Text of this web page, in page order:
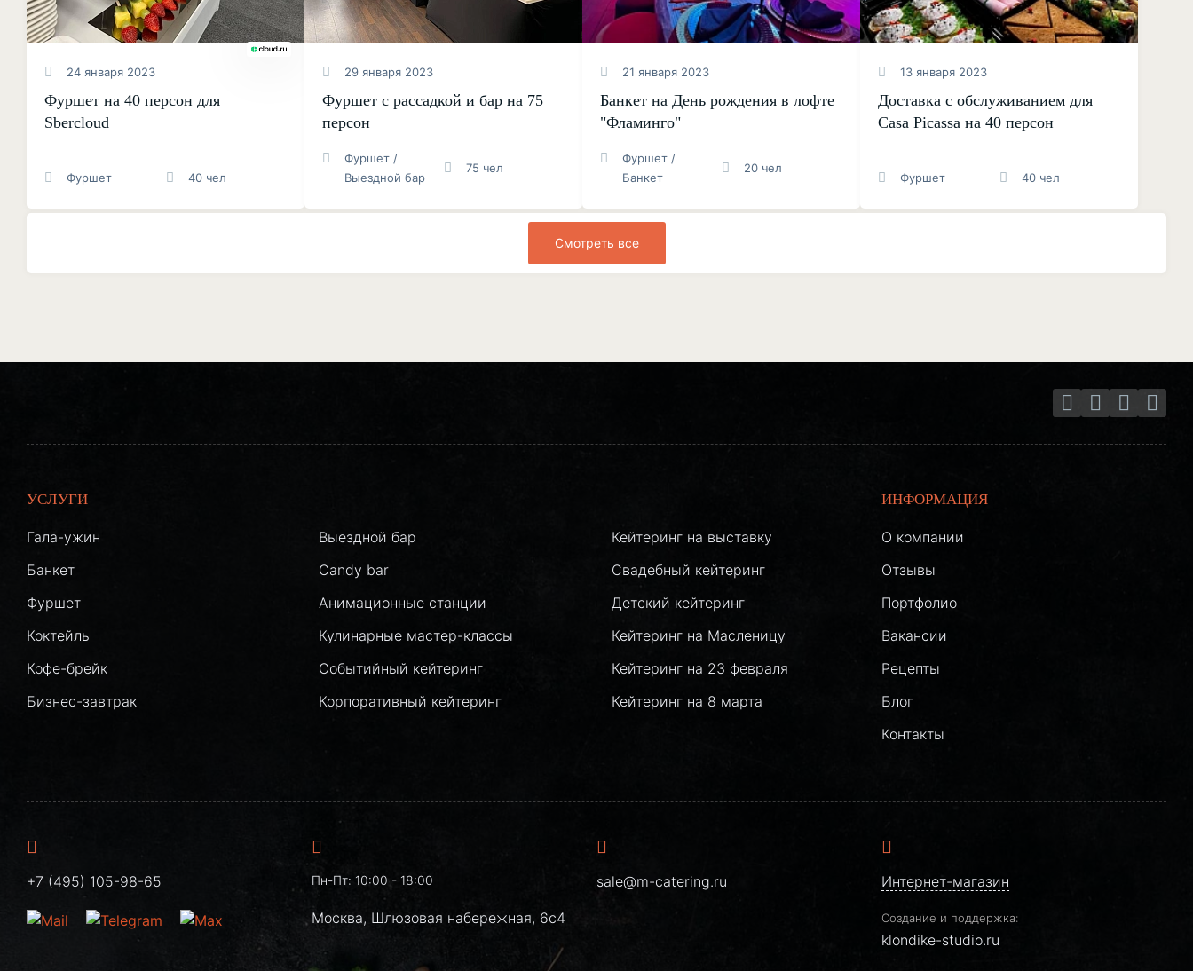
24 января 2023
Фуршет на 40 персон для
Sbercloud
Фуршет 40 чел
29 января 2023
Фуршет с рассадкой и бар на 75
персон
Фуршет /
Выездной бар
75 чел
21 января 2023
Банкет на День рождения в лофте
"Фламинго"
Фуршет /
Банкет
20 чел
13 января 2023
Доставка с обслуживанием для
Casa Picassa на 40 персон
Фуршет 40 чел
Смотреть все
УСЛУГИ
Гала-ужин
Банкет
Фуршет
Коктейль
Кофе-брейк
Бизнес-завтрак
Выездной бар
Candy bar
Анимационные станции
Кулинарные мастер-классы
Событийный кейтеринг
Корпоративный кейтеринг
Кейтеринг на выставку
Свадебный кейтеринг
Детский кейтеринг
Кейтеринг на Масленицу
Кейтеринг на 23 февраля
Кейтеринг на 8 марта
ИНФОРМАЦИЯ
О компании
Отзывы
Портфолио
Вакансии
Рецепты
Блог
Контакты
+7 (495) 105-98-65 Пн-Пт: 10:00 - 18:00
Москва, Шлюзовая набережная, 6с4
sale@m-catering.ru Интернет-магазин
Создание и поддержка:
klondike-studio.ru